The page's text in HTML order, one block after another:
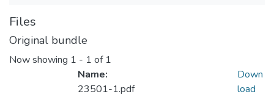
Files
Original bundle
Now showing 1 - 1 of 1
Name:
23501-1.pdf
Down
load